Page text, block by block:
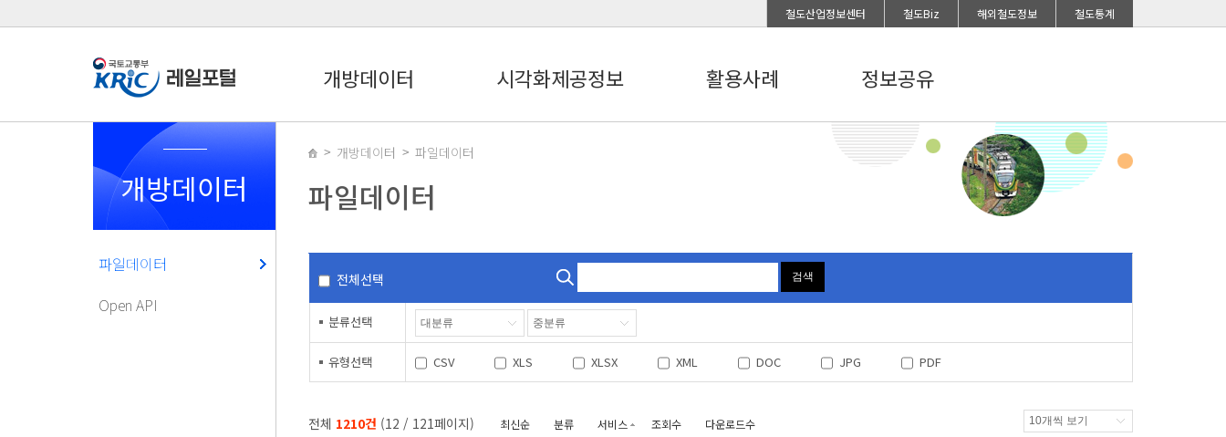
철도산업정보센터 철도Biz 해외철도정보 철도통계
개방데이터 시각화제공정보 활용사례 정보공유
개방데이터
파일데이터
Open API
개방데이터 파일데이터
파일데이터
전체선택 검색
분류선택
유형선택 CSV XLS XLSX XML DOC JPG PDF
전체 1210건 (12 / 121페이지) 최신순 분류 서비스 조회수 다운로드수